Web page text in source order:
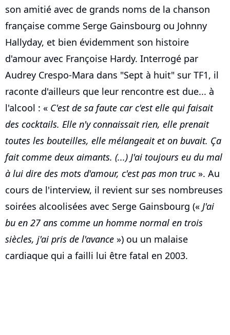
son amitié avec de grands noms de la chanson
française comme Serge Gainsbourg ou Johnny
Hallyday, et bien évidemment son histoire
d'amour avec Françoise Hardy. Interrogé par
Audrey Crespo-Mara dans "Sept à huit" sur TF1, il
raconte d'ailleurs que leur rencontre est due... à
l'alcool : « C'est de sa faute car c'est elle qui faisait
des cocktails. Elle n'y connaissait rien, elle prenait
toutes les bouteilles, elle mélangeait et on buvait. Ça
fait comme deux aimants. (...) J'ai toujours eu du mal
à lui dire des mots d'amour, c'est pas mon truc». Au
cours de l'interview, il revient sur ses nombreuses
soirées alcoolisées avec Serge Gainsbourg (« J'ai
bu en 27 ans comme un homme normal en trois
siècles, j'ai pris de l'avance ») ou un malaise
cardiaque qui a failli lui être fatal en 2003.